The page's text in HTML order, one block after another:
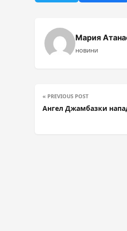
Мария
новини
« PREVIOUS POST
Ангел Джамбазки